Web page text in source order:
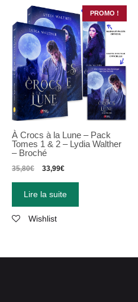
PROMO !
À Crocs à la Lune – Pack
Tomes 1 & 2 – Lydia Walther
– Broché
35,80€ 33,99€
Lire la suite
Wishlist